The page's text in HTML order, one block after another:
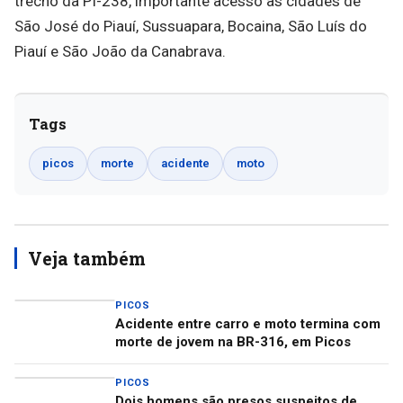
São José do Piauí, Sussuapara, Bocaina, São Luís do
Piauí e São João da Canabrava.
Tags
picos morte acidente moto
Veja também
PICOS
Acidente entre carro e moto termina com
morte de jovem na BR-316, em Picos
PICOS